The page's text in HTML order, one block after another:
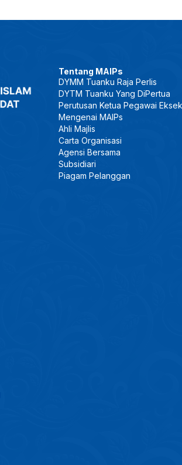
Tentang MAIPs
DYMM Tuanku Raja Perlis
DYTM Tuanku Yang DiPertua
Perutusan Ketua Pegawai
Mengenai MAIPs
Ahli Majlis
Carta Organisasi
Agensi Bersama
Subsidiari
Piagam Pelanggan